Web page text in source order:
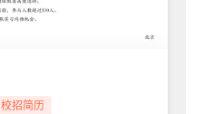
校招简历